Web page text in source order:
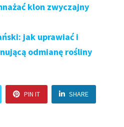
klon zwyczajny
jak uprawiać i
odmianę rośliny
PIN IT SHARE